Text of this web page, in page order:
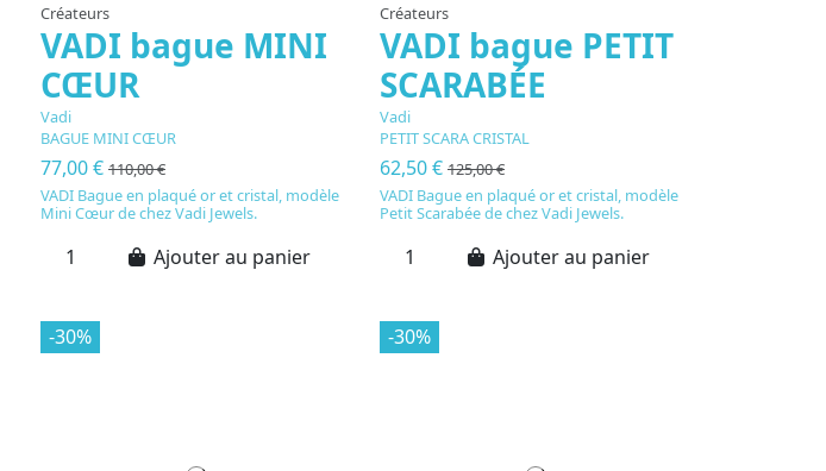
Créateurs
VADI bague MINI
CŒUR
Vadi
BAGUE MINI CŒUR
77,00 € 110,00 €
VADI Bague en plaqué or et cristal, modèle
Mini Cœur de chez Vadi Jewels.
Ajouter au panier
Créateurs
VADI bague PETIT
SCARABÉE
Vadi
PETIT SCARA CRISTAL
62,50 € 125,00 €
VADI Bague en plaqué or et cristal, modèle
Petit Scarabée de chez Vadi Jewels.
Ajouter au panier
-30% -30%